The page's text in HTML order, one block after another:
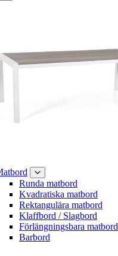
Runda matbord
Kvadratiska matbord
Rektangulära matbord
Klaffbord / Slagbord
Förlängningsbara matbord
Barbord